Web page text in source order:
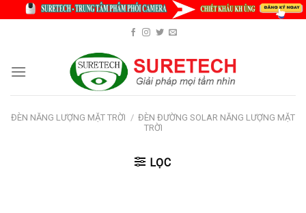
ĐÈN NĂNG LƯỢNG MẶT TRỜI / ĐÈN ĐƯỜNG SOLAR NĂNG LƯỢNG MẶT
TRỜI
LỌC